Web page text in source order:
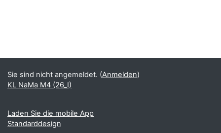
Sie sind nicht angemeldet. (Anmelden)
KL NaMa M4 (26_I)
Laden Sie die mobile App
Standarddesign